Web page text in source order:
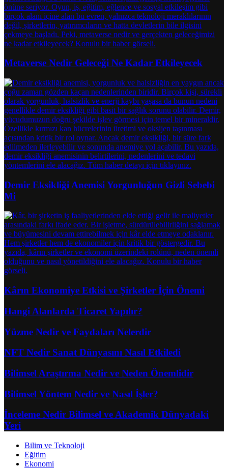
Metaverse Nedir Geleceği Ne Kadar Etkileyecek
Demir Eksikliği Anemisi Yorgunluğun Gizli Sebebi
Mi
Kârın Ekonomiye Etkisi ve Şirketler İçin Önemi
Hangi Alanlarda Ticaret Yapılır?
Yüzme Nedir ve Faydaları Nelerdir
NFT Nedir Sanat Dünyasını Nasıl Etkiledi
Bilimsel Araştırma Nedir ve Neden Önemlidir
Bilimsel Yöntem Nedir ve Nasıl İşler?
İnceleme Nedir Bilimsel ve Akademik Dünyadaki
Yeri
Bilim ve Teknoloji
Eğitim
Ekonomi